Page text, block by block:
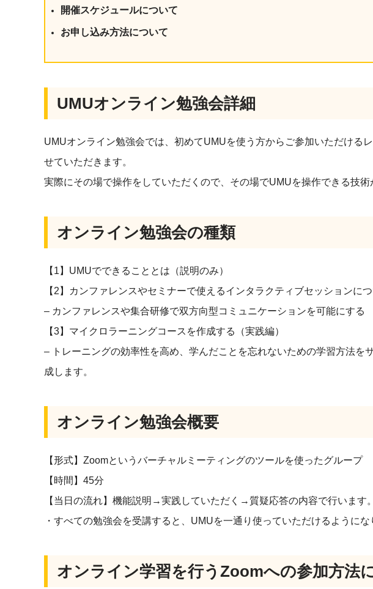
戦略を立案。組織を巻き込み、成果
スチャーに特化した実践トレーニン
UMU AI Tools
た、100以上のAIネイティブツール
開催スケジュールについて
お申し込み方法について
UMUオンライン勉強会詳細
UMUオンライン勉強会では、初めてUMUを使う方からご参加いただける
せていただきます。
実際にその場で操作をしていただくので、その場でUMUを操作できる技術
オンライン勉強会の種類
【1】UMUでできることとは（説明のみ）
【2】カンファレンスやセミナーで使えるインタラクティブセッションにつ
– カンファレンスや集合研修で双方向型コミュニケーションを可能にする
【3】マイクロラーニングコースを作成する（実践編）
– トレーニングの効率性を高め、学んだことを忘れないための学習方法を
成します。
オンライン勉強会概要
【形式】Zoomというバーチャルミーティングのツールを使ったグループ
【時間】45分
【当日の流れ】機能説明→実践していただく→質疑応答の内容で行います。
・すべての勉強会を受講すると、UMUを一通り使っていただけるようにな
オンライン学習を行うZoomへの参加方法